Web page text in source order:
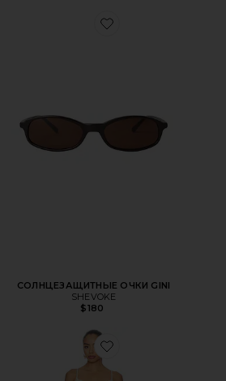
Favorite
СОЛНЦЕЗАЩИТНЫЕ ОЧКИ GINI
SHEVOKE
$180
Favorite ПЛАТЬЕ MAGNOLIA